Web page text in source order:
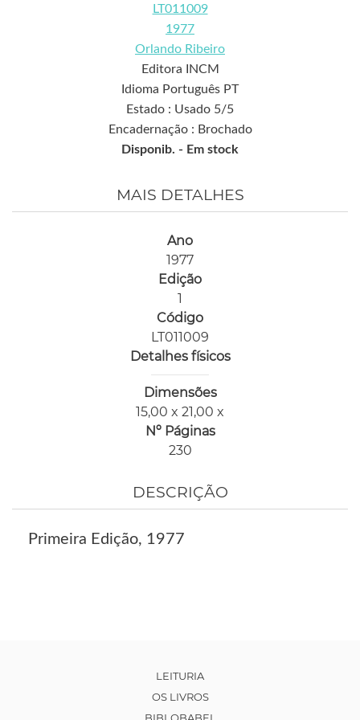
LT011009
1977
Orlando Ribeiro
Editora INCM
Idioma Português PT
Estado : Usado 5/5
Encadernação : Brochado
Disponib. - Em stock
MAIS DETALHES
Ano
1977
Edição
1
Código
LT011009
Detalhes físicos
Dimensões
15,00 x 21,00 x
Nº Páginas
230
DESCRIÇÃO
Primeira Edição, 1977
LEITURIA
OS LIVROS